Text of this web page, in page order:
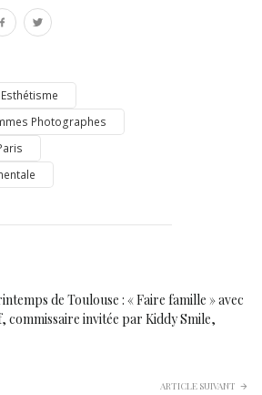
Esthétisme
Photographes
de Toulouse : « Faire famille » avec
commissaire invitée par Kiddy Smile,
ARTICLE SUIVANT